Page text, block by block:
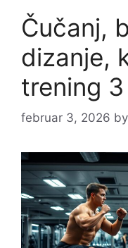
Čučanj,
dizanje,
trening
februar 3, 2026 by